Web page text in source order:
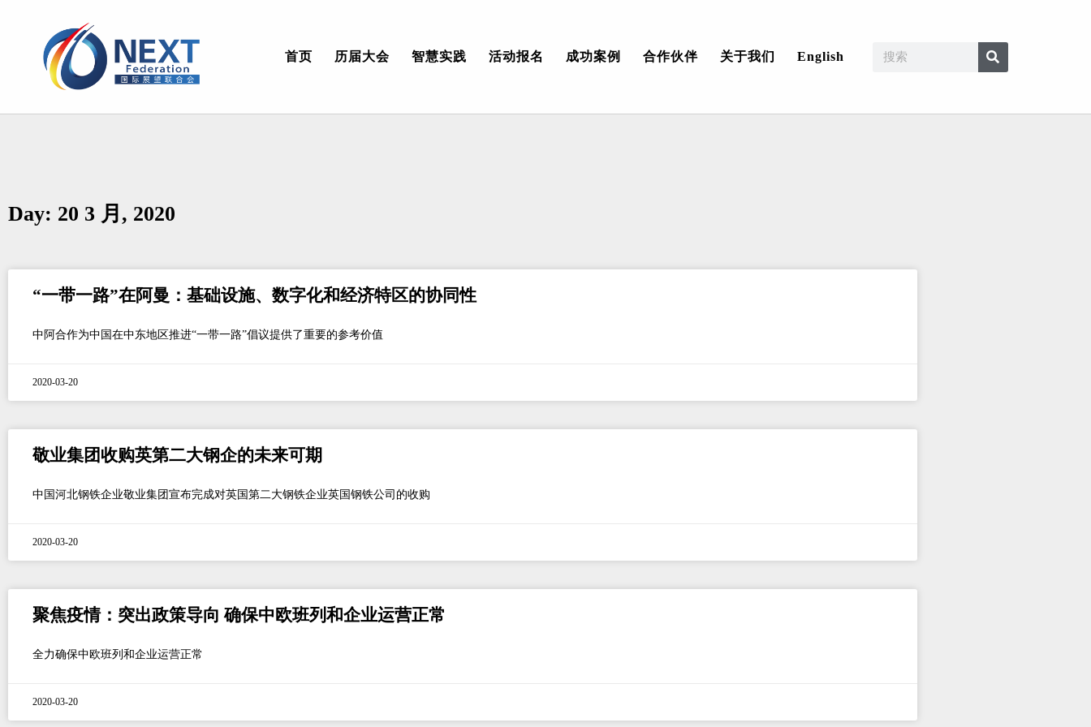
首页 历届大会 智慧实践 活动报名 成功案例 合作伙伴 关于我们 English
Day: 20 3 月, 2020
“一带一路”在阿曼：基础设施、数字化和经济特区的协同性
中阿合作为中国在中东地区推进“一带一路”倡议提供了重要的参考价值
2020-03-20
敬业集团收购英第二大钢企的未来可期
中国河北钢铁企业敬业集团宣布完成对英国第二大钢铁企业英国钢铁公司的收购
2020-03-20
聚焦疫情：突出政策导向 确保中欧班列和企业运营正常
全力确保中欧班列和企业运营正常
2020-03-20